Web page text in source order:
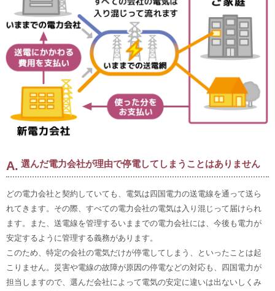
選んだ電力会社が理由で停電してしまうことはありません
どの電力会社と契約していても、電気は四国電力の送電線を通って送ら
れてきます。その際、すべての電力会社の電気は入り混じって届けられ
ます。また、送電線を管理するいままでの電力会社には、今後も電力が
安定するように管理する義務があります。
このため、特定の会社の電気だけが停電してしまう、といったことは起
こりません。災害や電線の故障が原因の停電などの対応も、四国電力が
担当しますので、選んだ会社によって電気の安定に違いは出ないしくみ